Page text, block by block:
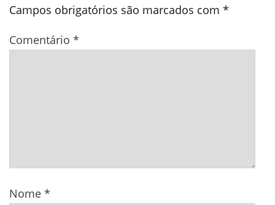
Campos obrigatórios são marcados com *
Comentário *
Nome *